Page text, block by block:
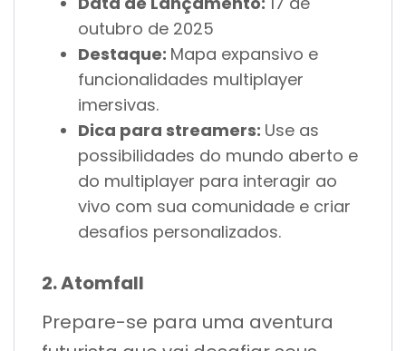
outubro de 2025
Destaque: Mapa expansivo e
funcionalidades multiplayer
imersivas.
Dica para streamers: Use as
possibilidades do mundo aberto e
do multiplayer para interagir ao
vivo com sua comunidade e criar
desafios personalizados.
2. Atomfall
Prepare-se para uma aventura